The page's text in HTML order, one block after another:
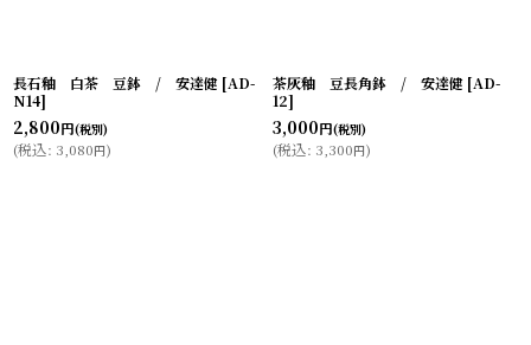
長石釉 白茶 豆鉢 / 安達健 [AD-
N14]
2,800円(税別)
(税込: 3,080円)
茶灰釉 豆長角鉢 / 安達健 [AD-
12]
3,000円(税別)
(税込: 3,300円)